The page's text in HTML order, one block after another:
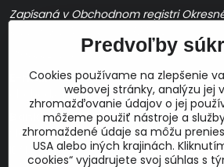
Zapísaná v Obchodnom registri
Prevádzková doba: pracovné dni10:00
E-mail:
obchod@proaudio.sk
Bankové spojenie:
Slovenská sporiteľňa, a.s.
IBAN: SK48 0900 0000 0051 9050 9782
Predvoľby
Cookies používame na zlepšenie
webovej stránky, analýzu jej
zhromažďovanie údajov o jej
môžeme použiť nástroje a
zhromaždené údaje sa môžu
USA alebo iných krajinách.
cookies“ vyjadrujete svoj súhlas s